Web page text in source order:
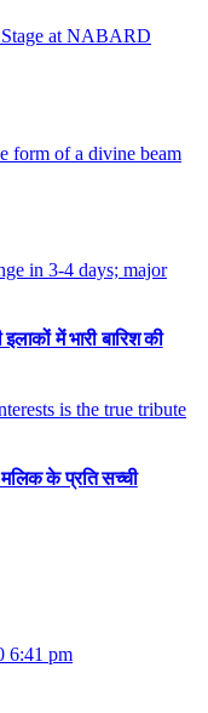
में भारी बारिश की
मलिक के प्रति सच्ची
6:41 pm